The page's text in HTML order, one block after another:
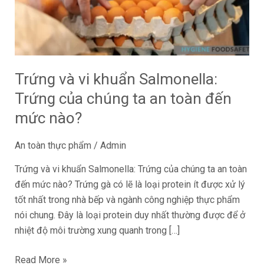
Trứng và vi khuẩn Salmonella:
Trứng của chúng ta an toàn đến
mức nào?
An toàn thực phẩm / Admin
Trứng và vi khuẩn Salmonella: Trứng của chúng ta an toàn
đến mức nào? Trứng gà có lẽ là loại protein ít được xử lý
tốt nhất trong nhà bếp và ngành công nghiệp thực phẩm
nói chung. Đây là loại protein duy nhất thường được để ở
nhiệt độ môi trường xung quanh trong […]
Trứng
ta
toàn
đến
mức
nào?
Read More »